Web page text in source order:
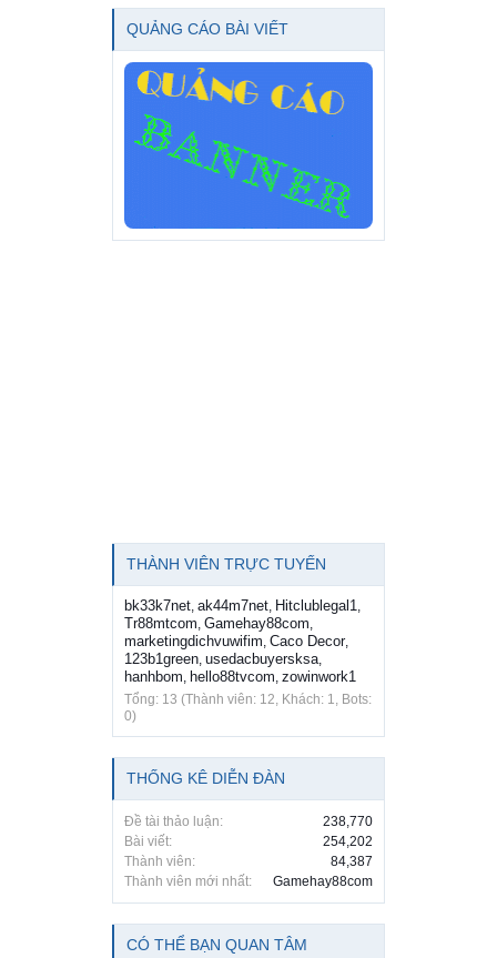
QUẢNG CÁO BÀI VIẾT
THÀNH VIÊN TRỰC TUYẾN
bk33k7net ak44m7net Hitclublegal1
Tr88mtcom Gamehay88com
marketingdichvuwifim Caco Decor,
123b1green usedacbuyersksa
hanhbom hello88tvcom zowinwork1
Tổng: 13 (Thành viên: 12, Khách: 1, Bots:
0)
THỐNG KÊ DIỄN ĐÀN
Đề tài thảo luận:
238,770
Bài viết:
254,202
Thành viên:
84,387
Thành viên mới nhất:
Gamehay88com
CÓ THỂ BẠN QUAN TÂM